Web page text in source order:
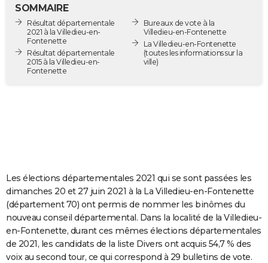
Destinations
City break
Voyage nature
Voyage de noces
Forum
Climat
GUIDES D'ACHAT
BONS PLANS
S'inscrire
Se connecter
Lycées
Collèges
Primaires
Universités
Entreprises
Service militaire
Avis de recherche
AVIS DE DÉCÈS
FORUM
Bricolage
Lifestyle
Culture
Sport
Auto
Television
Voyage
Cinema
SOMMAIRE
Résultat départementale
2021 à la Villedieu-en-
Fontenette
Résultat départementale
2015 à la Villedieu-en-
Fontenette
Bureaux de vote à la
Villedieu-en-Fontenette
La Villedieu-en-Fontenette
(toutes les informations sur la
ville)
Les élections départementales 2021 qui se sont passées les
dimanches 20 et 27 juin 2021 à la La Villedieu-en-Fontenette
(département 70) ont permis de nommer les binômes du
nouveau conseil départemental. Dans la localité de la Villedieu-
en-Fontenette, durant ces mêmes élections départementales
de 2021, les candidats de la liste Divers ont acquis 54,7 % des
voix au second tour, ce qui correspond à 29 bulletins de vote.